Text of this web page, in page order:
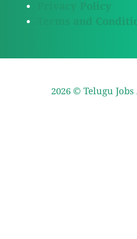
Privacy Policy
Terms and
2026 © Telugu Jobs